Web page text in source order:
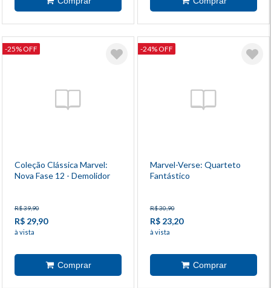
-25% OFF
Coleção Clássica Marvel:
Nova Fase 12 - Demolidor
R$ 39,90
R$ 29,90
à vista
-24% OFF
Marvel-Verse: Quarteto
Fantástico
R$ 30,90
R$ 23,20
à vista